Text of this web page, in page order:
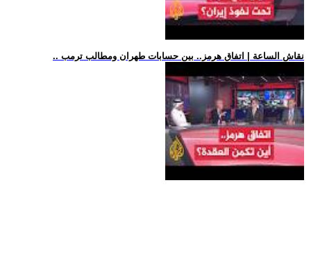
.. نقاش الساعة | اتفاق هرمز.. بين حسابات طهران ومطالب ترمب